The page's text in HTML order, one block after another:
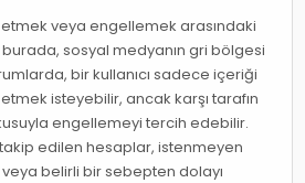
etmek veya engellemek arasındaki
burada, sosyal medyanın gri bölgesi
bir kullanıcı sadece içeriği
isteyebilir, ancak karşı tarafın
engellemeyi tercih edebilir.
edilen hesaplar, istenmeyen
belirli bir sebepten dolayı